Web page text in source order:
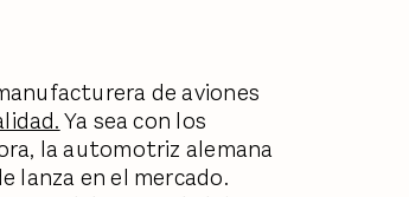
de aviones
Ya sea con los
la automotriz alemana
lanza en el mercado.